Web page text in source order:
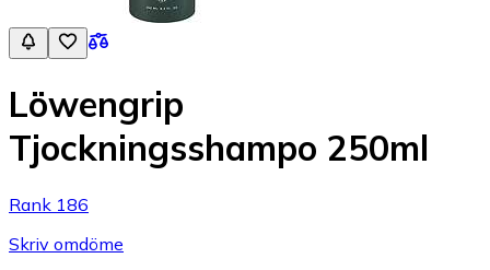
Löwengrip
Tjockningsshampo 250ml
Rank 186
Skriv omdöme